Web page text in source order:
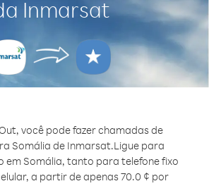
Inmarsat
você pode fazer chamadas de
Somália de Inmarsat.Ligue para
em Somália, tanto para telefone fixo
a partir de apenas 70.0 ¢ por